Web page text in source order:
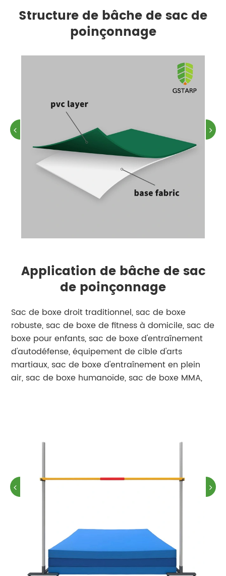
Structure de bâche de sac de
poinçonnage
Application de bâche de sac
de poinçonnage
Sac de boxe droit traditionnel, sac de boxe
robuste, sac de boxe de fitness à domicile, sac de
boxe pour enfants, sac de boxe d'entraînement
d'autodéfense, équipement de cible d'arts
martiaux, sac de boxe d'entraînement en plein
air, sac de boxe humanoïde, sac de boxe MMA,